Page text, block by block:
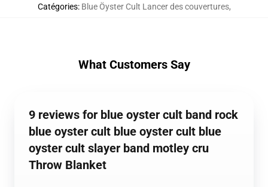
Catégories: Blue Öyster Cult Lancer des couvertures,
What Customers Say
9 reviews for blue oyster cult band rock
blue oyster cult blue oyster cult blue
oyster cult slayer band motley cru
Throw Blanket